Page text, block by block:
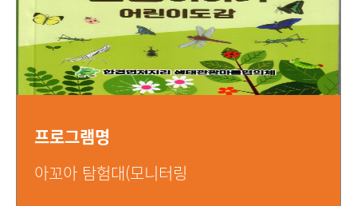
프로그램명
아꼬아 탐험대(모니터링